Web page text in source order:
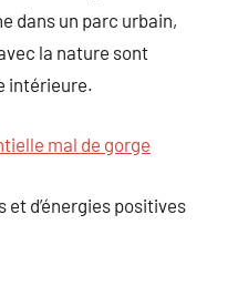
dans un parc urbain,
la nature sont
intérieure.
mal de gorge
d’énergies positives